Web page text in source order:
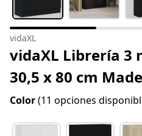
vidaXL
vidaXL Librería 3
30,5 x 80 cm
Color(11 opciones